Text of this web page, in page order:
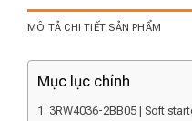
MÔ TẢ CHI TIẾT SẢN PHẨM
Mục lục chính
3RW4036-2BB05 | Soft